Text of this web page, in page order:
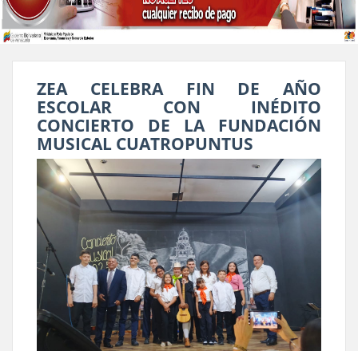
ZEA CELEBRA FIN DE AÑO
ESCOLAR CON INÉDITO
CONCIERTO DE LA FUNDACIÓN
MUSICAL CUATROPUNTUS